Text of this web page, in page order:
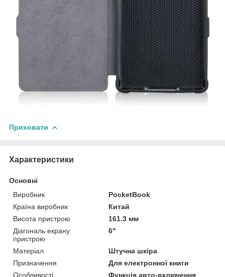
Приховати
Характеристики
Основні
Виробник
PocketBook
Країна виробник
Китай
Висота пристрою
161.3 мм
Діагональ екрану
пристрою
6"
Матеріал
Штучна шкіра
Призначення
Для електронної книги
Особливості
Функція авто-включення